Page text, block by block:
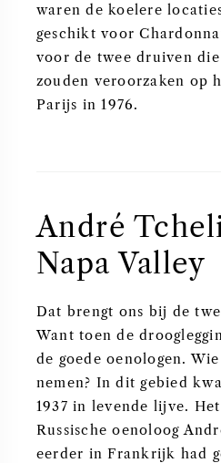
waren de koelere
geschikt voor
voor de twee druiven die
zouden veroorzaken op
Parijs in 1976.
André
Napa Valley
Dat brengt ons bij de
Want toen de
de goede oenologen.
nemen? In dit gebied
1937 in levende lijve.
Russische oenoloog
eerder in Frankrijk had